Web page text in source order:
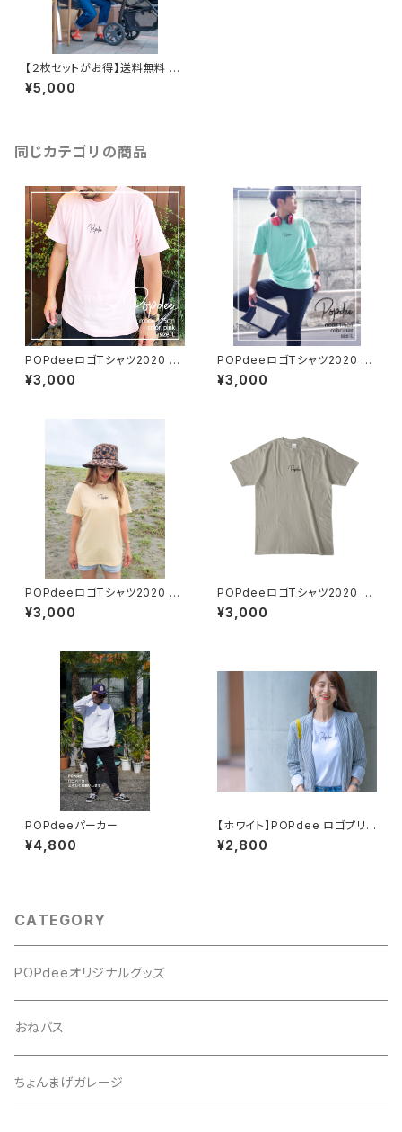
【２枚セットがお得】送料無料 P
OPdee ロゴTシャツ
¥5,000
同じカテゴリの商品
POPdeeロゴTシャツ2020 ラ
イトピンク
¥3,000
POPdeeロゴTシャツ2020 ア
イスグリーン
¥3,000
POPdeeロゴTシャツ2020 ナ
チュラル
¥3,000
POPdeeロゴTシャツ2020 シ
ルバーグレー
¥3,000
POPdeeパーカー
¥4,800
【ホワイト】POPdee ロゴプリン
トTシャツ
¥2,800
CATEGORY
POPdeeオリジナルグッズ
おねバス
ちょんまげガレージ